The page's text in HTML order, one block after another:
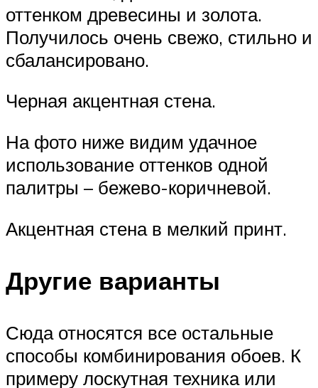
оттенком древесины и золота.
Получилось очень свежо, стильно и
сбалансировано.
Черная акцентная стена.
На фото ниже видим удачное
использование оттенков одной
палитры – бежево-коричневой.
Акцентная стена в мелкий принт.
Другие варианты
Сюда относятся все остальные
способы комбинирования обоев. К
примеру лоскутная техника или